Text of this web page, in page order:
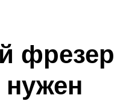
фрезер
нужен